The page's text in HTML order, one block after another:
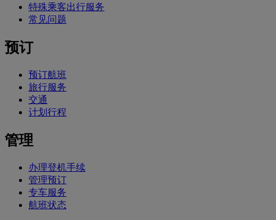
特殊乘客出行服务
常见问题
预订
预订航班
旅行服务
交通
计划行程
管理
办理登机手续
管理预订
专车服务
航班状态